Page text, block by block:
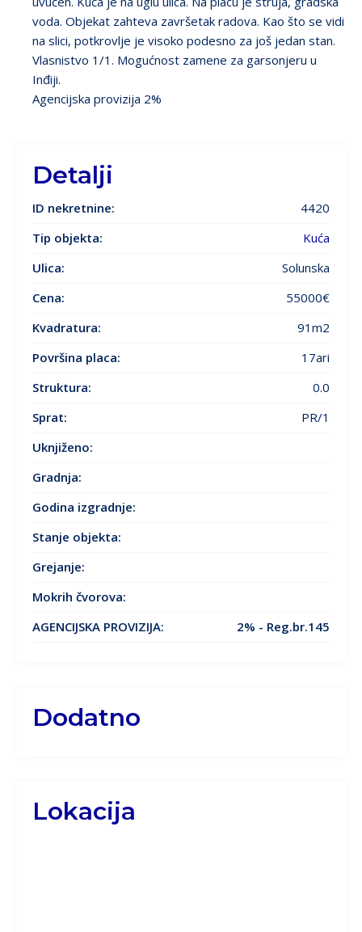
voda. Objekat zahteva završetak radova. Kao što se vidi
na slici, potkrovlje je visoko podesno za još jedan stan.
Vlasnistvo 1/1. Mogućnost zamene za garsonjeru u
Inđiji.
Agencijska provizija 2%
Detalji
ID nekretnine:
4420
Tip objekta:
Kuća
Ulica:
Solunska
Cena:
55000€
Kvadratura:
91m2
Površina placa:
17ari
Struktura:
0.0
Sprat:
PR/1
Uknjiženo:
Gradnja:
Godina izgradnje:
Stanje objekta:
Grejanje:
Mokrih čvorova:
AGENCIJSKA PROVIZIJA:
2% - Reg.br.145
Dodatno
Lokacija